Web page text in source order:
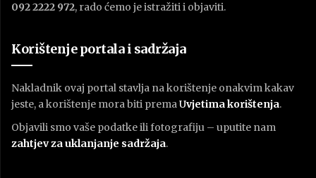
092 2222 972, rado ćemo je istražiti i objaviti.
Korištenje portala i sadržaja
Nakladnik ovaj portal stavlja na korištenje onakvim kakav
jeste, a korištenje mora biti premaUvjetima korištenja.
Objavili smo vaše podatke ili fotografiju – uputite nam
zahtjev za uklanjanje sadržaja.